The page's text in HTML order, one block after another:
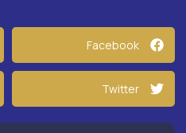
Facebook
Twitter